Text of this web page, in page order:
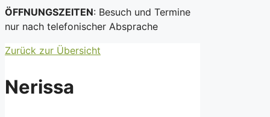
ÖFFNUNGSZEITEN: Besuch und Termine
nur nach telefonischer Absprache
Zurück zur Übersicht
Nerissa